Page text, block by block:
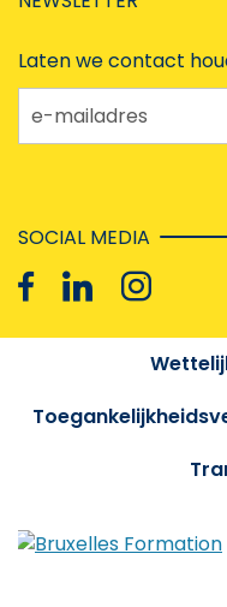
Laten we contact
e-mailadres
SOCIAL MEDIA